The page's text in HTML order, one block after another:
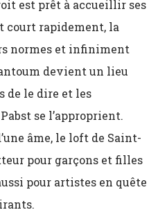
est prêt à accueillir ses
court rapidement, la
normes et infiniment
devient un lieu
de le dire et les
se l’approprient.
âme, le loft de Saint-
pour garçons et filles
pour artistes en quête